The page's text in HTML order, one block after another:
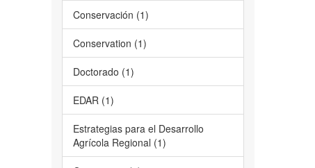
Conservación (1)
Conservation (1)
Doctorado (1)
EDAR (1)
Estrategias para el Desarrollo
Agrícola Regional (1)